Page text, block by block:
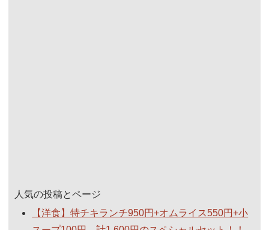
人気の投稿とページ
【洋食】特チキランチ950円+オムライス550円+小